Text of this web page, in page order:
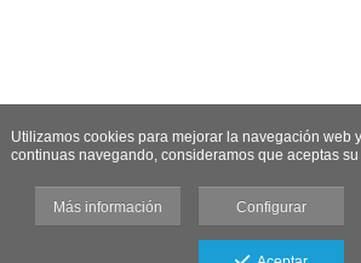
Utilizamos cookies para mejorar la navegación web
continuas navegando, consideramos que aceptas su
Más información Configurar